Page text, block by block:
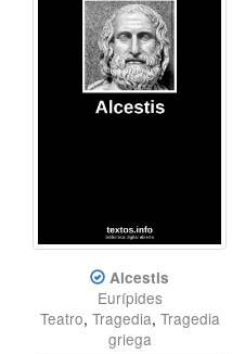
Alcestis
Eurípides
Teatro, Tragedia, Tragedia
griega